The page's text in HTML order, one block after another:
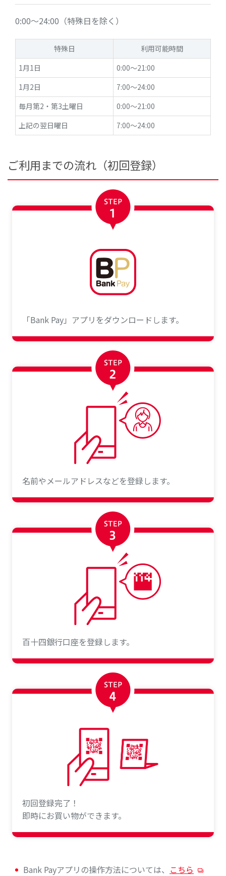
0:00～24:00（特殊日を除く）
特殊日
利用可能時間
1月1日
0:00～21:00
1月2日
7:00～24:00
毎月第2・第3土曜日
0:00～21:00
上記の翌日曜日
7:00～24:00
ご利用までの流れ（初回登録）
「Bank Pay」アプリをダウンロードします。
名前やメールアドレスなどを登録します。
百十四銀行口座を登録します。
初回登録完了！
即時にお買い物ができます。
Bank Payアプリの操作方法については、 こちら